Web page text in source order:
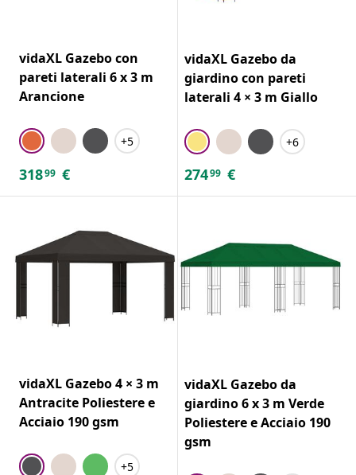
vidaXL Gazebo con
pareti laterali 6 x 3 m
Arancione
+5
31899 €
vidaXL Gazebo da
giardino con pareti
laterali 4 × 3 m Giallo
+6
27499 €
vidaXL Gazebo 4 × 3 m
Antracite Poliestere e
Acciaio 190 gsm
+5
vidaXL Gazebo da
giardino 6 x 3 m Verde
Poliestere e Acciaio 190
gsm